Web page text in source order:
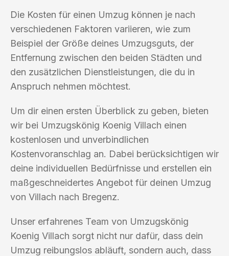
Die Kosten für einen Umzug können je nach
verschiedenen Faktoren variieren, wie zum
Beispiel der Größe deines Umzugsguts, der
Entfernung zwischen den beiden Städten und
den zusätzlichen Dienstleistungen, die du in
Anspruch nehmen möchtest.
Um dir einen ersten Überblick zu geben, bieten
wir bei Umzugskönig Koenig Villach einen
kostenlosen und unverbindlichen
Kostenvoranschlag an. Dabei berücksichtigen wir
deine individuellen Bedürfnisse und erstellen ein
maßgeschneidertes Angebot für deinen Umzug
von Villach nach Bregenz.
Unser erfahrenes Team von Umzugskönig
Koenig Villach sorgt nicht nur dafür, dass dein
Umzug reibungslos abläuft, sondern auch, dass